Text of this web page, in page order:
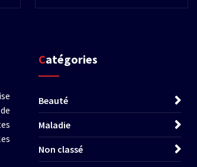
Catégories
Beauté
Maladie
Non classé